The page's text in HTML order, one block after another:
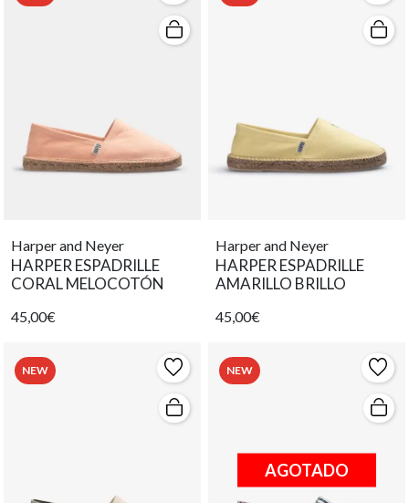
Harper and Neyer
HARPER ESPADRILLE
CORAL MELOCOTÓN
45,00€
Harper and Neyer
HARPER ESPADRILLE
AMARILLO BRILLO
45,00€
NEW NEW
AGOTADO